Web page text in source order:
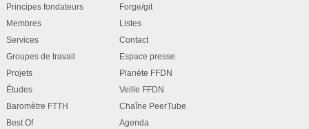
Principes fondateurs
Membres
Services
Groupes de travail
Projets
Études
Baromètre FTTH
Best Of
Forge/git
Listes
Contact
Espace presse
Planète FFDN
Veille FFDN
Chaîne PeerTube
Agenda